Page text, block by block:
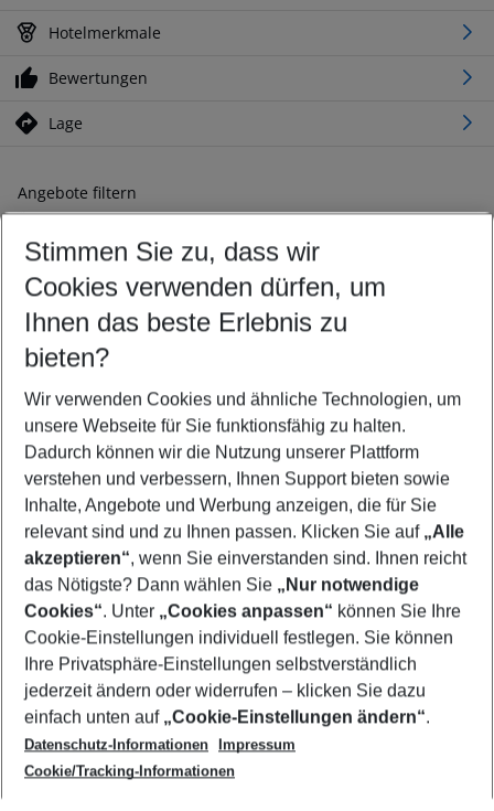
Hotelmerkmale
Bewertungen
Lage
Angebote filtern
Ändern Sie Ihre Kriterien nach Ihren Wünschen
Abflughafen wählen
Beliebiger Abflughafen
Reisezeitraum wählen
11.08.26– 09.08.27 5-8 Nächte
2 Erwachsene Keine Kinder
Mehr Filter anzeigen
Footer
Footer navigation
Über uns
AGB
Cookie-Einstellungen ändern
Cookie-Richtlinie
Datenschutz
Service & Hilfe
Barrierefreies Reisen
Check-in
Folgen Sie uns
Stimmen Sie zu, dass wir
Cookies verwenden dürfen, um
Ihnen das beste Erlebnis zu
bieten?
Wir verwenden Cookies und ähnliche Technologien, um
unsere Webseite für Sie funktionsfähig zu halten.
Dadurch können wir die Nutzung unserer Plattform
verstehen und verbessern, Ihnen Support bieten sowie
Inhalte, Angebote und Werbung anzeigen, die für Sie
relevant sind und zu Ihnen passen. Klicken Sie auf „Alle
akzeptieren“, wenn Sie einverstanden sind. Ihnen reicht
das Nötigste? Dann wählen Sie „Nur notwendige
Cookies“. Unter „Cookies anpassen“ können Sie Ihre
Cookie-Einstellungen individuell festlegen. Sie können
Ihre Privatsphäre-Einstellungen selbstverständlich
jederzeit ändern oder widerrufen – klicken Sie dazu
einfach unten auf „Cookie-Einstellungen ändern“.
Datenschutz-Informationen
Impressum
Cookie/Tracking-Informationen